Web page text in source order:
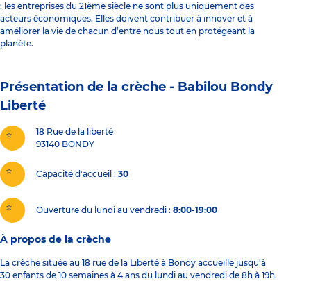
: les entreprises du 21ème siècle ne sont plus uniquement des
acteurs économiques. Elles doivent contribuer à innover et à
améliorer la vie de chacun d’entre nous tout en protégeant la
planète.
Présentation de la crèche - Babilou Bondy
Liberté
18 Rue de la liberté
93140 BONDY
Capacité d'accueil 30
Ouverture du lundi au vendredi : 8:00-19:00
À propos de la crèche
La crèche située au 18 rue de la Liberté à Bondy accueille jusqu'à
30 enfants de 10 semaines à 4 ans du lundi au vendredi de 8h à 19h.